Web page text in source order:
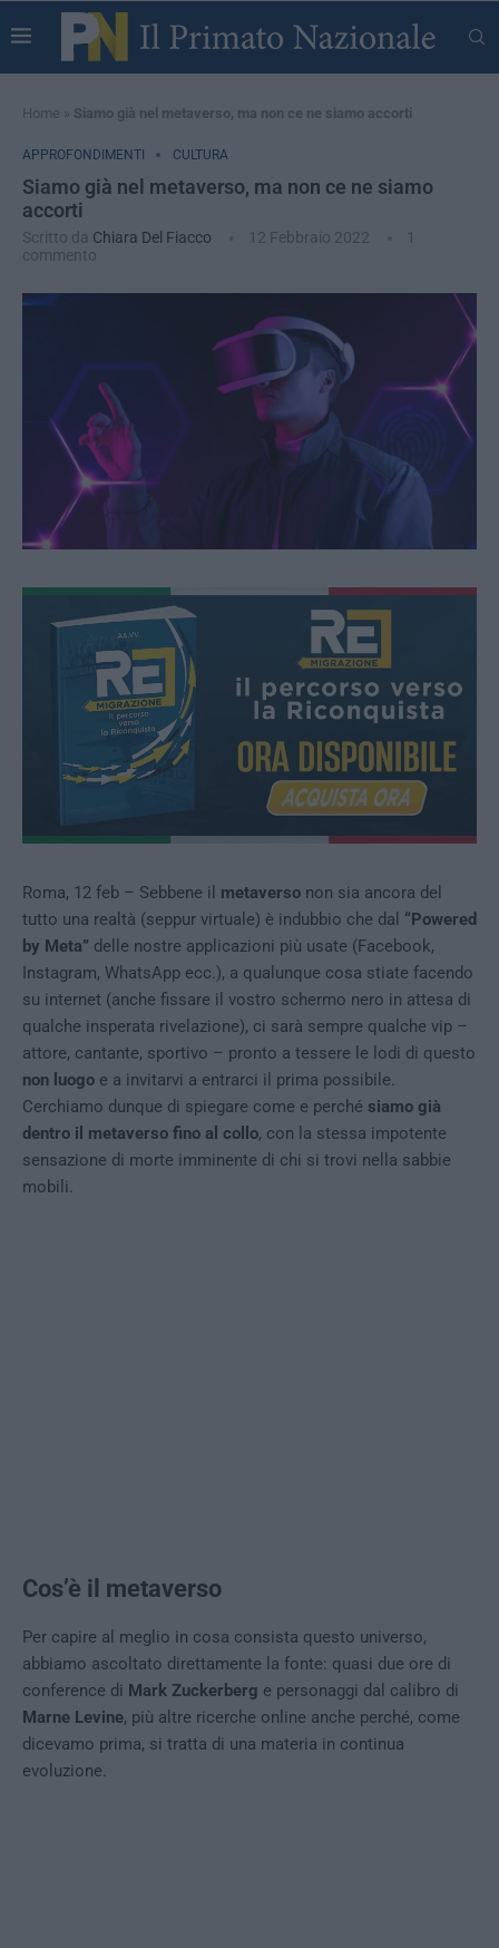
Home » Siamo già nel metaverso, ma non ce ne siamo accorti
APPROFONDIMENTI CULTURA
Siamo già nel metaverso, ma non ce ne siamo
accorti
Scritto da Chiara Del Fiacco 12 Febbraio 2022
1
commento
Roma, 12 feb – Sebbene il metaverso non sia ancora del
tutto una realtà (seppur virtuale) è indubbio che dal “Powered
by Meta” delle nostre applicazioni più usate (Facebook,
Instagram, WhatsApp ecc.), a qualunque cosa stiate facendo
su internet (anche fissare il vostro schermo nero in attesa di
qualche insperata rivelazione), ci sarà sempre qualche vip –
attore, cantante, sportivo – pronto a tessere le lodi di questo
non luogo e a invitarvi a entrarci il prima possibile.
Cerchiamo dunque di spiegare come e perché siamo già
dentro il metaverso fino al collo, con la stessa impotente
sensazione di morte imminente di chi si trovi nella sabbie
mobili.
Cos’è il metaverso
Per capire al meglio in cosa consista questo universo,
abbiamo ascoltato direttamente la fonte: quasi due ore di
conference di Mark Zuckerberg e personaggi dal calibro di
Marne Levine, più altre ricerche online anche perché, come
dicevamo prima, si tratta di una materia in continua
evoluzione.